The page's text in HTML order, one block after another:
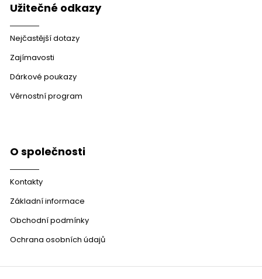
Užitečné odkazy
Nejčastější dotazy
Zajímavosti
Dárkové poukazy
Věrnostní program
O společnosti
Kontakty
Základní informace
Obchodní podmínky
Ochrana osobních údajů